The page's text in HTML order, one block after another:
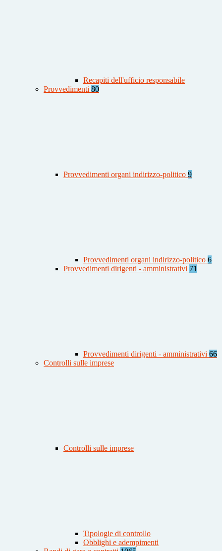
Recapiti dell'ufficio responsabile
Provvedimenti 80
Provvedimenti organi indirizzo-politico 9
Provvedimenti organi indirizzo-politico 6
Provvedimenti dirigenti - amministrativi 71
Provvedimenti dirigenti - amministrativi 66
Controlli sulle imprese
Controlli sulle imprese
Tipologie di controllo
Obblighi e adempimenti